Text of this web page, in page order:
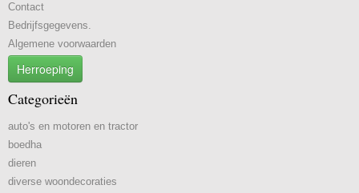
Contact
Bedrijfsgegevens.
Algemene voorwaarden
Herroeping
Categorieën
auto's en motoren en tractor
boedha
dieren
diverse woondecoraties